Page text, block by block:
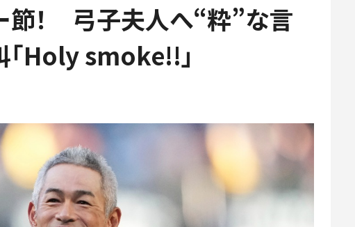
節！ 弓子夫人へ“粋”な言
「Holy smoke!!」